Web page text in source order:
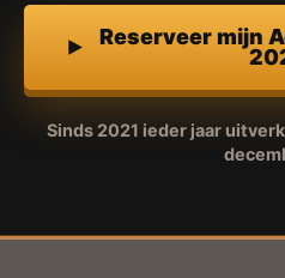
Reserveer mijn
Sinds 2021 ieder jaar